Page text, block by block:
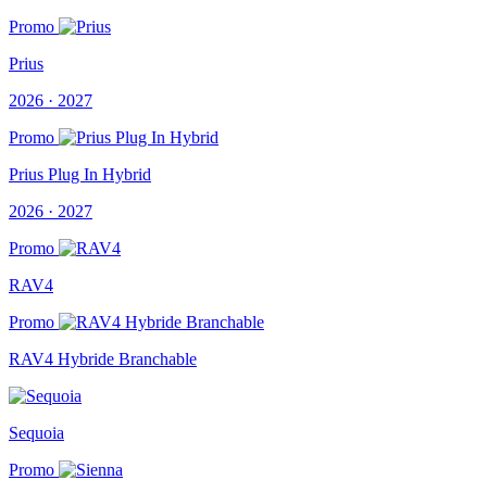
Promo
Prius
2026 · 2027
Promo
Prius Plug In Hybrid
2026 · 2027
Promo
RAV4
Promo
RAV4 Hybride Branchable
Sequoia
Promo